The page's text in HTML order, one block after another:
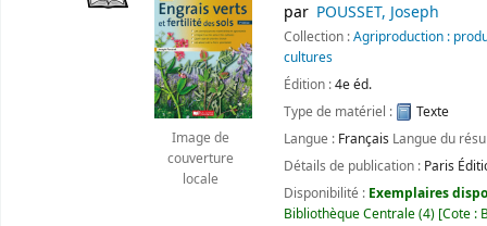
Image de
couverture
locale
par POUSSET, Joseph
Collection :Agriproduction :
cultures
Édition :4e éd.
Type de matériel :
Texte
Langue : Français Langue du
Détails de publication : Paris
Disponibilité : Exemplaires
Bibliothèque Centrale(4) Cote :